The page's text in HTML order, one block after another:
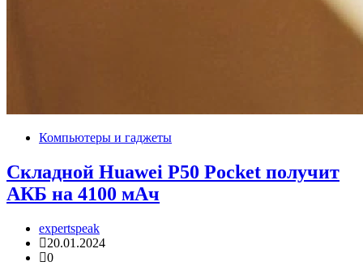
Компьютеры и гаджеты
Складной Huawei P50 Pocket получит
АКБ на 4100 мАч
expertspeak
20.01.2024
0